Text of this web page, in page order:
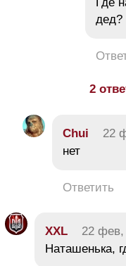
Где
дед?
2
Chui 22
нет
Ответить
XXL 22 фев,
Наташенька,